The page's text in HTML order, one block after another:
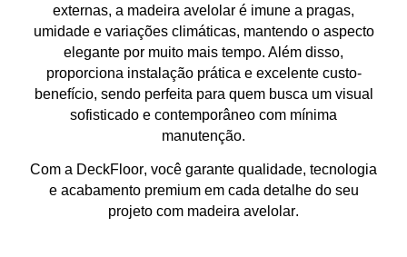
externas, a madeira avelolar é imune a pragas,
umidade e variações climáticas, mantendo o aspecto
elegante por muito mais tempo. Além disso,
proporciona instalação prática e excelente custo-
benefício, sendo perfeita para quem busca um visual
sofisticado e contemporâneo com mínima
manutenção.
Com a DeckFloor, você garante qualidade, tecnologia
e acabamento premiumem cada detalhe do seu
projeto com madeira avelolar.